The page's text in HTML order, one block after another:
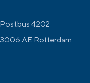
Postbus 4202
3006 AE Rotterdam